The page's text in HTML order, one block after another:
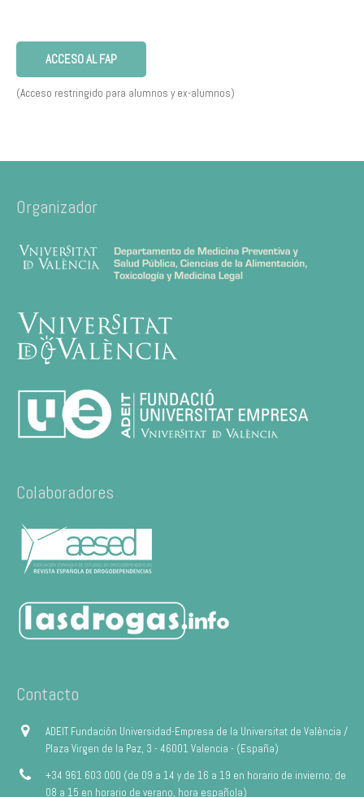
ACCESO AL FAP
(Acceso restringido para alumnos y ex-alumnos)
Organizador
Colaboradores
Contacto
ADEIT Fundación Universidad-Empresa de la Universitat de València /
Plaza Virgen de la Paz, 3 - 46001 Valencia - (España)
+34 961 603 000 (de 09 a 14 y de 16 a 19 en horario de invierno; de
08 a 15 en horario de verano, hora española)